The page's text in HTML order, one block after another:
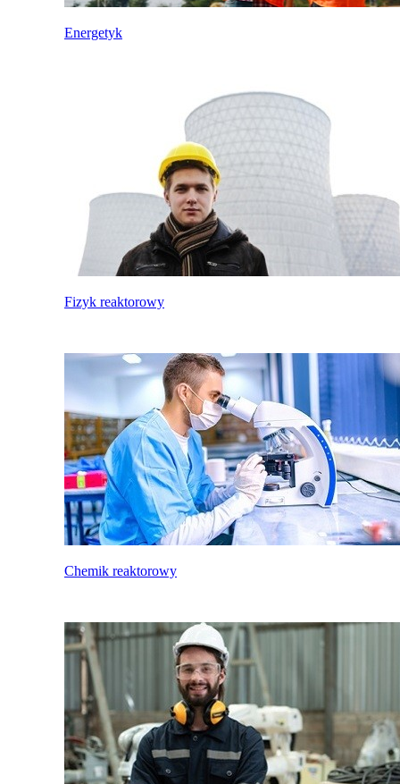
Energetyk
Fizyk reaktorowy
Chemik reaktorowy